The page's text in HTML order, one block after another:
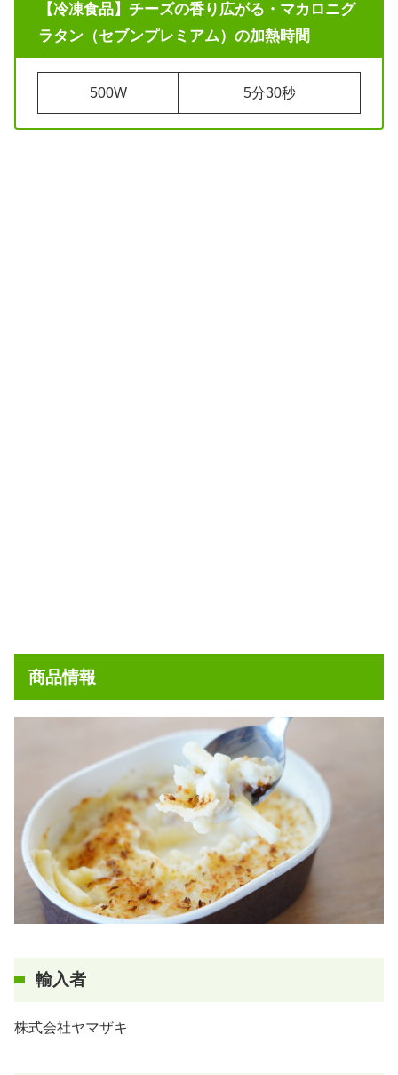
【冷凍食品】チーズの香り広がる・マカロニグ
ラタン（セブンプレミアム）の加熱時間
500W 5分30秒
商品情報
輸入者
株式会社ヤマザキ